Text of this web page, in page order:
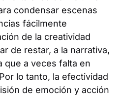
condensar escenas
fácilmente
de la creatividad
de restar, a la narrativa,
que a veces falta en
lo tanto, la efectividad
de emoción y acción